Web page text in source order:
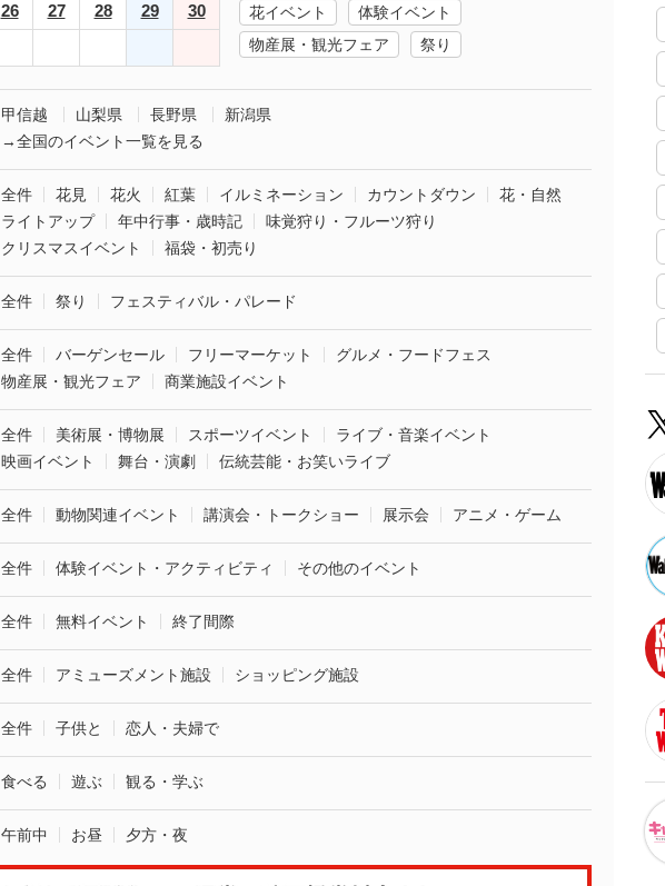
26 27 28 29
30
花イベント
体験イベント
物産展・観光フェア
祭り
甲信越 山梨県 長野県
新潟県
→全国のイベント一覧を見る
全件 花見 花火 紅葉 イルミネーション カウントダウン
花・自然
ライトアップ
年中行事・歳時記
味覚狩り・フルーツ狩り
クリスマスイベント
福袋・初売り
全件 祭り フェスティバル・パレード
全件 バーゲンセール フリーマーケット
グルメ・フードフェス
物産展・観光フェア
商業施設イベント
全件 美術展・博物展 スポーツイベント
ライブ・音楽イベント
映画イベント
舞台・演劇 伝統芸能・お笑いライブ
全件 動物関連イベント 講演会・トークショー 展示会 アニメ・ゲーム
全件 体験イベント・アクティビティ その他のイベント
全件 無料イベント 終了間際
全件 アミューズメント施設 ショッピング施設
全件 子供と 恋人・夫婦で
食べる 遊ぶ 観る・学ぶ
午前中 お昼 夕方・夜